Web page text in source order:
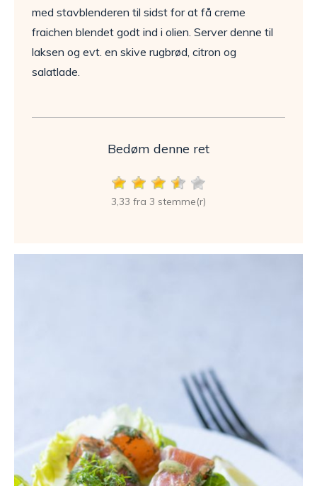
med stavblenderen til sidst for at få creme
fraichen blendet godt ind i olien. Server denne til
laksen og evt. en skive rugbrød, citron og
salatlade.
Bedøm denne ret
3,33 fra 3 stemme(r)